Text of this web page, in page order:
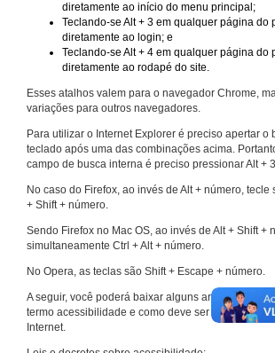
diretamente ao início do menu principal;
Teclando-se Alt + 3 em qualquer página do
diretamente ao login; e
Teclando-se Alt + 4 em qualquer página do
diretamente ao rodapé do site.
Esses atalhos valem para o navegador Chrome,
variações para outros navegadores.
Para utilizar o Internet Explorer é preciso apertar o
teclado após uma das combinações acima.
campo de busca interna é preciso pressionar Alt +
No caso do Firefox, ao invés de Alt + número, tecle
+ Shift + número.
Sendo Firefox no Mac OS, ao invés de Alt + Shift +
simultaneamente Ctrl + Alt + número.
No Opera, as teclas são Shift + Escape + número.
A seguir, você poderá baixar alguns arquivos que
termo acessibilidade e como deve ser
Internet.